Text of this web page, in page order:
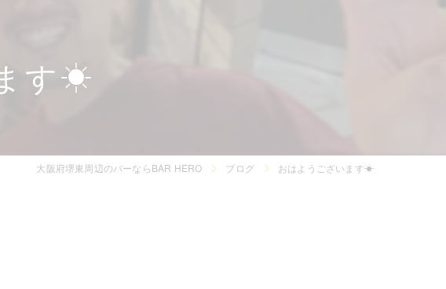
す☀
大阪府堺東周辺のバーならBAR HERO ブログ おはようございます☀